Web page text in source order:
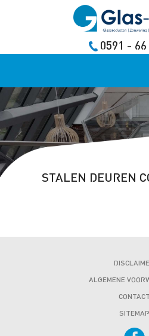
0591 -
STALEN DEUREN
ALGEMENE
CONTACT
SITEMAP